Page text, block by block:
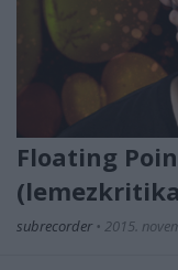
Floating
subrecorder • 2015.